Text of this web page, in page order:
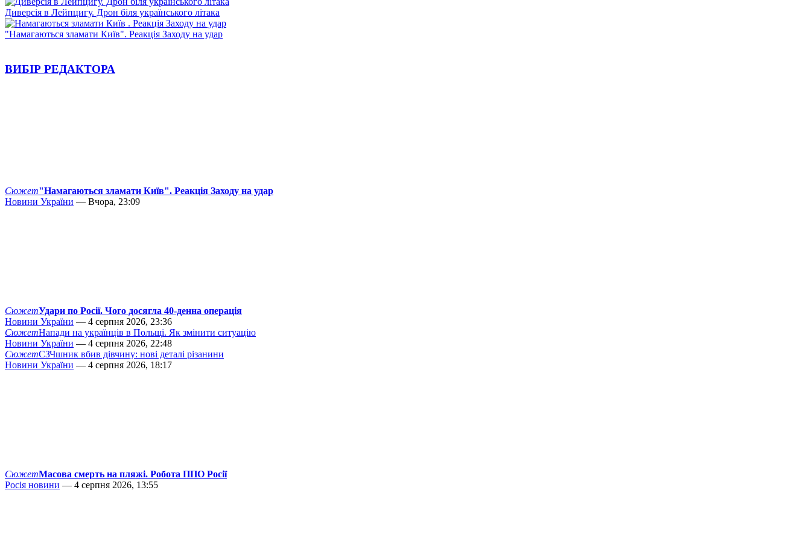
Диверсія в Лейпцигу. Дрон біля українського літака
"Намагаються зламати Київ". Реакція Заходу на удар
ВИБІР РЕДАКТОРА
Сюжет"Намагаються зламати Київ". Реакція Заходу на удар
Новини України — Вчора, 23:09
СюжетУдари по Росії. Чого досягла 40-денна операція
Новини України — 4 серпня 2026, 23:36
СюжетНапади на українців в Польщі. Як змінити ситуацію
Новини України — 4 серпня 2026, 22:48
СюжетСЗЧшник вбив дівчину: нові деталі різанини
Новини України — 4 серпня 2026, 18:17
СюжетМасова смерть на пляжі. Робота ППО Росії
Росія новини — 4 серпня 2026, 13:55